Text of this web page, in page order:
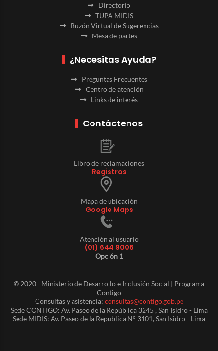
Directorio
TUPA MIDIS
Buzón Virtual de Sugerencias
Mesa de partes
¿Necesitas Ayuda?
Preguntas Frecuentes
Centro de atención
Links de interés
Contáctenos
Libro de reclamaciones
Registros
Mapa de ubicación
Google Maps
Atención al usuario
(01) 644 9006
Opción 1
© 2020 - Ministerio de Desarrollo e Inclusión Social | Programa
Contigo
Consultas y asistencia: consultas@contigo.gob.pe
Sede CONTIGO: Av. Paseo de la República 3245 , San Isidro - Lima
Sede MIDIS: Av. Paseo de la Republica N° 3101, San Isidro - Lima